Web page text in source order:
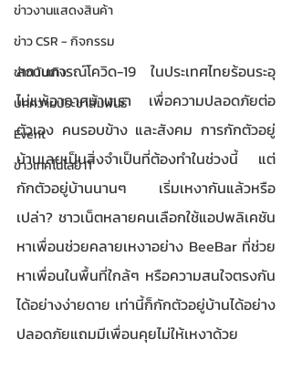
ข่าวงานแสดงสินค้า
ข่าว CSR - กิจกรรม
ข่าวบันเทิง
บทความประชาสัมพันธ์
Event
ข่าวเทคโนโลยี IT
สถานการณ์โควิด-19 ในประเทศไทยร้อนระอุ
ไม่แพ้อากาศบ้านเรา เพื่อความปลอดภัยต่อ
ตัวเอง คนรอบข้าง และสังคม การกักตัวอยู่
บ้านเลยเป็นสิ่งจำเป็นที่ต้องทำในช่วงนี้ แต่
กักตัวอยู่บ้านนานๆ เริ่มเหงากันแล้วหรือ
เปล่า? ชาวเน็ตหลายคนเลือกใช้แอปพลิเคชัน
หาเพื่อนช่วยคลายเหงาอย่าง BeeBar ที่ช่วย
หาเพื่อนในพื้นที่ใกล้ๆ หรือความสนใจตรงกัน
ได้อย่างง่ายดาย เท่านี้ก็กักตัวอยู่บ้านได้อย่าง
ปลอดภัยแถมมีเพื่อนคุยไม่ให้เหงาด้วย